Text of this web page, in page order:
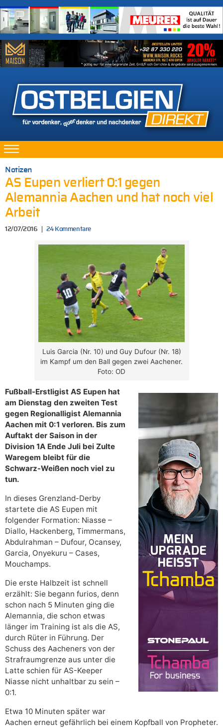
Notizen
AS Eupen verliert 0:1 gegen
Alemannia Aachen und hat noch viel
Arbeit
12/07/2016 24 Kommentare
Luis Garcia (Nr. 10) und Guy Dufour (Nr. 18)
im Kampf um den Ball gegen zwei Aachener.
Foto: OD
Fußball-Erstligist AS Eupen hat
am Dienstag den zweiten Test
gegen Regionalligist Alemannia
Aachen mit 0:1 verloren. Bis zum
Auftakt der Saison in der
Division 1A Ende Juli bei Zulte
Waregem bleibt für die
Schwarz-Weißen noch viel zu
tun.
In dieses Grenzland-Derby
startete die AS Eupen mit
folgender Formation: Niasse –
Diallo, Hackenberg, Timmermans,
Abdulrahman – Dufour, Ocansey,
Garcia, Onyekuru – Cases,
Mouchamps.
Die erste Halbzeit ist schnell
erzählt: Sie begann furios, denn
schon nach 5 Minuten ging die
Alemannia, die schon etwas
länger im Training ist als die AS,
durch Rüter in Führung. Der
Schuss des Aacheners von der
Strafraumgrenze aus unter die
Latte schien für AS-Keeper
Niasse nicht unhaltbar zu sein –
0:1.
Etwa 10 Minuten später war
Aachen erneut gefährlich bei einem Kopfball von Propheter.